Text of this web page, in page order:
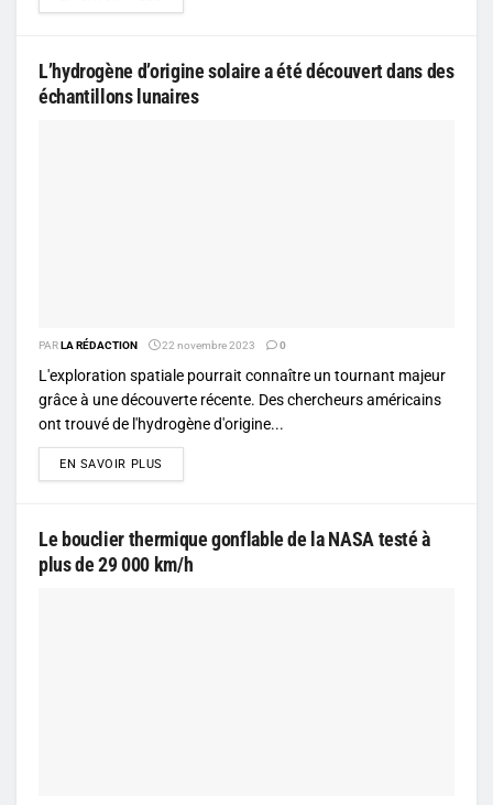
L’hydrogène d’origine solaire a été découvert dans des
échantillons lunaires
PARLA RÉDACTION 22 novembre 2023 0
L'exploration spatiale pourrait connaître un tournant majeur
grâce à une découverte récente. Des chercheurs américains
ont trouvé de l'hydrogène d'origine...
EN SAVOIR PLUS
Le bouclier thermique gonflable de la NASA testé à
plus de 29 000 km/h